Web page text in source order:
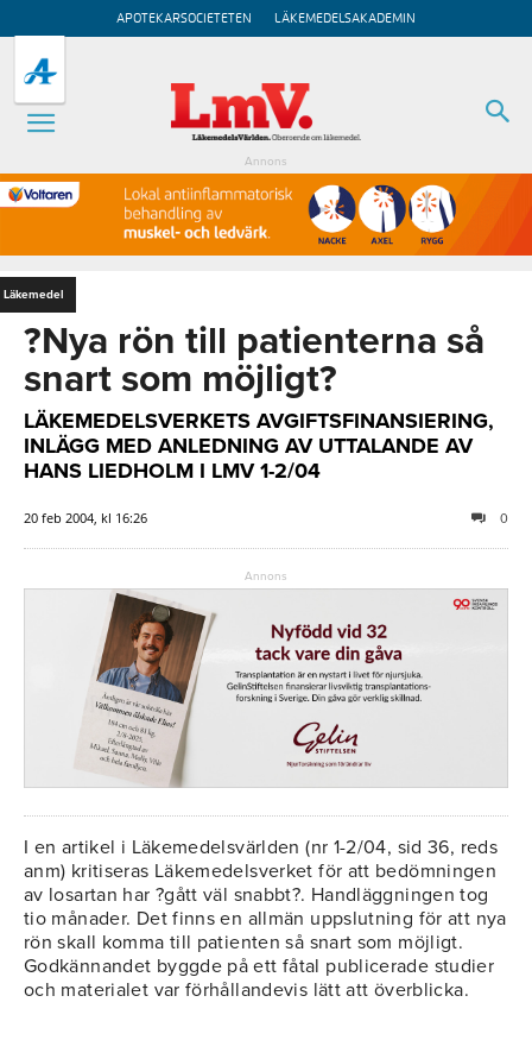
APOTEKARSOCIETETEN LÄKEMEDELSAKADEMIN
Annons
Läkemedel
?Nya rön till patienterna så
snart som möjligt?
LÄKEMEDELSVERKETS AVGIFTSFINANSIERING,
INLÄGG MED ANLEDNING AV UTTALANDE AV
HANS LIEDHOLM I LMV 1-2/04
20 feb 2004, kl 16:26 0
Annons
I en artikel i Läkemedelsvärlden (nr 1-2/04, sid 36, reds
anm) kritiseras Läkemedelsverket för att bedömningen
av losartan har ?gått väl snabbt?. Handläggningen tog
tio månader. Det finns en allmän uppslutning för att nya
rön skall komma till patienten så snart som möjligt.
Godkännandet byggde på ett fåtal publicerade studier
och materialet var förhållandevis lätt att överblicka.